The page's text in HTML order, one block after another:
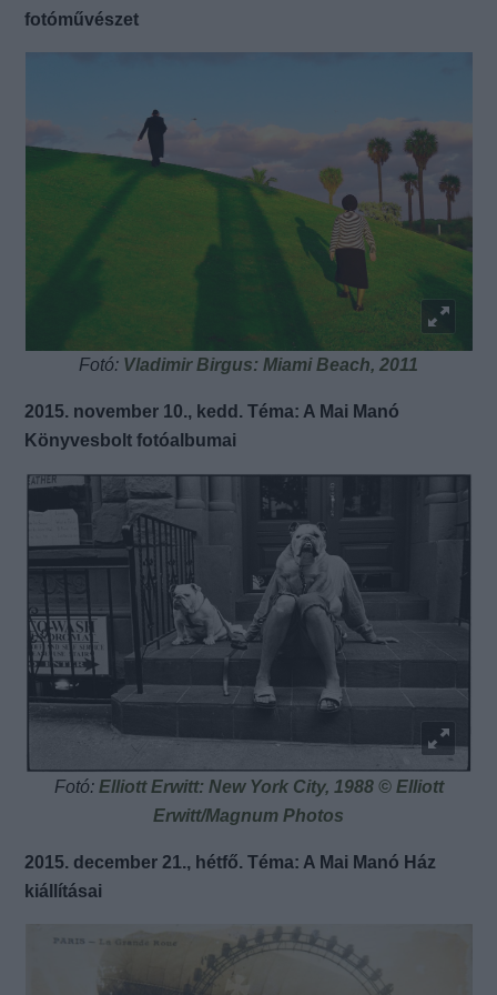
fotóművészet
Fotó: Vladimir Birgus: Miami Beach, 2011
2015. november 10., kedd. Téma: A Mai Manó
Könyvesbolt fotóalbumai
Fotó: Elliott Erwitt: New York City, 1988 © Elliott
Erwitt/Magnum Photos
2015. december 21., hétfő. Téma: A Mai Manó Ház
kiállításai